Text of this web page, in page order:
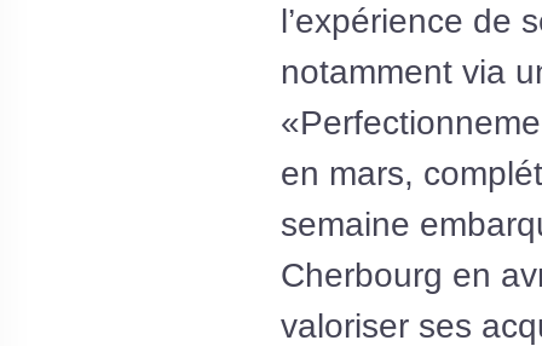
l’expérience de
notamment via
en mars,
semaine
Cherbourg en
valoriser ses